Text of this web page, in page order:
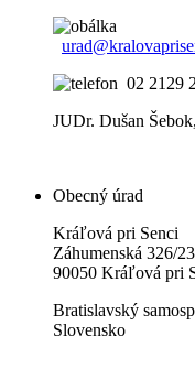
02 2129
JUDr. Dušan
Obecný úrad
Kráľová pri Senci
Záhumenská 326/23
90050 Kráľová pri
Bratislavský
Slovensko